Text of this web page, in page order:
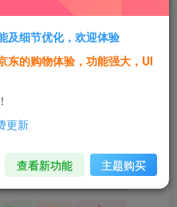
及细节优化，欢迎体验
东的购物体验，功能强大，UI
更新
查看新功能 主题购买